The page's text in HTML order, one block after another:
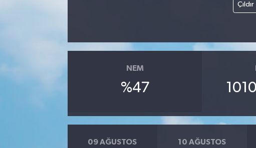
Çıldır
NEM
%47
09 AĞUSTOS 10 AĞUSTOS